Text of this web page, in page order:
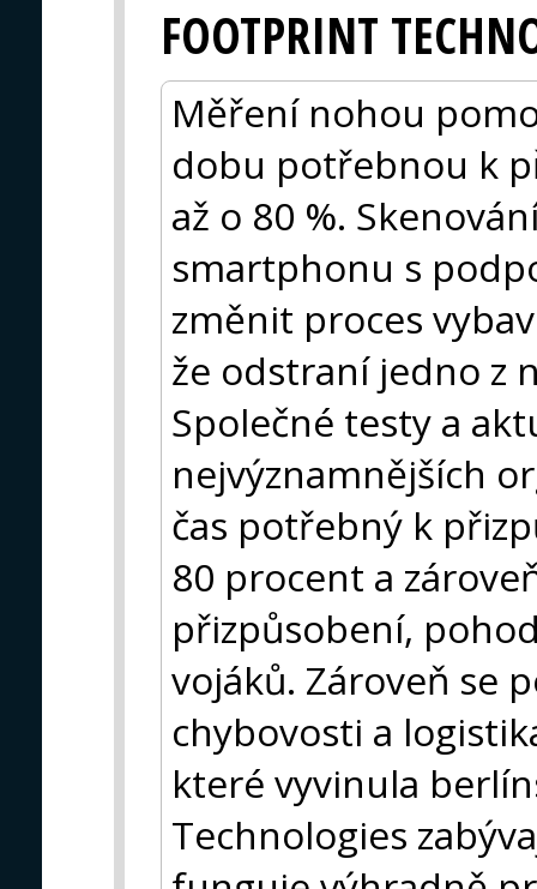
FOOTPRINT
Měření nohou
dobu potřebnou k
až o 80 %.
smartphonu s
změnit proces
že odstraní jedno z
Společné testy a
nejvýznamnějších
čas potřebný k
80 procent a
přizpůsobení,
vojáků. Zároveň se
chybovosti a
které vyvinula
Technologies